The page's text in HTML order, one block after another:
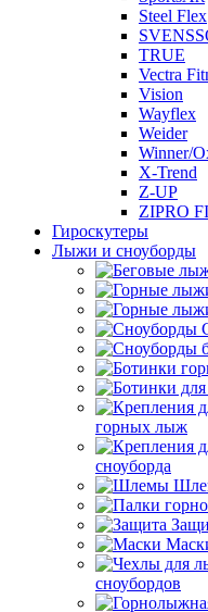
Steel Flex
TRUE
Vectra
Vision
Wayflex
Weider
Winner/
X-Trend
Z-UP
ZIPRO
Гироскутеры
Лыжи и сноуборды
горных лыж
сноуборда
сноубордов